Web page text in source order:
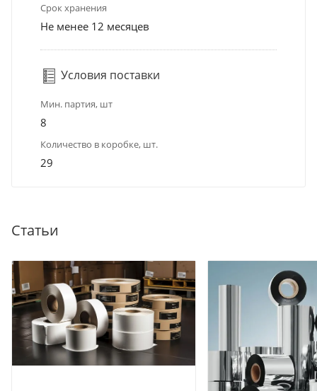
Срок хранения
Не менее 12 месяцев
Условия поставки
Мин. партия, шт
8
Количество в коробке, шт.
29
Статьи